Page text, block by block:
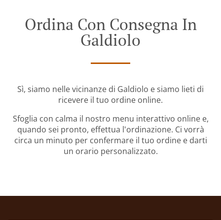
Ordina Con Consegna In
Galdiolo
Sì, siamo nelle vicinanze di Galdiolo e siamo lieti di
ricevere il tuo ordine online.
Sfoglia con calma il nostro menu interattivo online e,
quando sei pronto, effettua l'ordinazione. Ci vorrà
circa un minuto per confermare il tuo ordine e darti
un orario personalizzato.